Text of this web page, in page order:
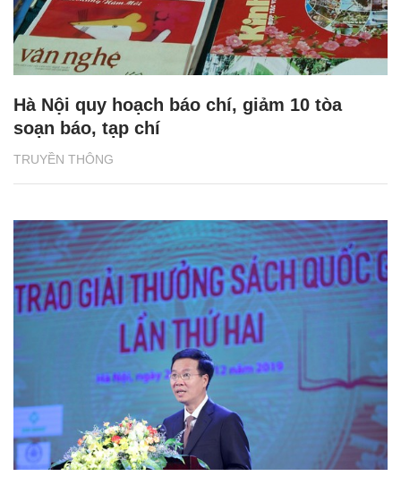
TRUYỀN THÔNG
Hà Nội quy hoạch báo chí, giảm 10 tòa
soạn báo, tạp chí